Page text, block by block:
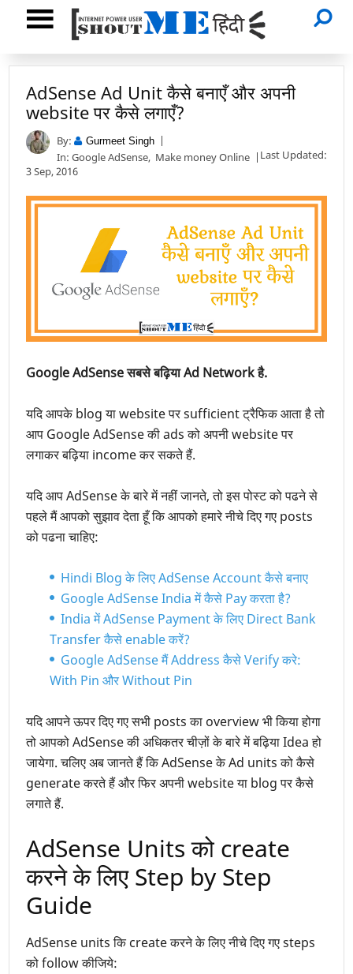
AdSense Ad Unit कैसे बनाएँ और अपनी
website पर कैसे लगाएँ?
By: Gurmeet Singh
In: Google AdSense, Make money Online
Last Updated:
3 Sep, 2016
Google AdSense सबसे बढ़िया Ad Network है.
यदि आपके blog या website पर sufficient ट्रैफिक आता है तो
आप Google AdSense की ads को अपनी website पर
लगाकर बढ़िया income कर सकते हैं.
यदि आप AdSense के बारे में नहीं जानते, तो इस पोस्ट को पढने से
पहले मैं आपको सुझाव देता हूँ कि आपको हमारे नीचे दिए गए posts
को पढना चाहिए:
Hindi Blog के लिए AdSense Account कैसे बनाए
Google AdSense India में कैसे Pay करता है?
India में AdSense Payment के लिए Direct Bank
Transfer कैसे enable करें?
Google AdSense मैं Address कैसे Verify करे:
With Pin और Without Pin
यदि आपने ऊपर दिए गए सभी posts का overview भी किया होगा
तो आपको AdSense की अधिकतर चीज़ों के बारे में बढ़िया Idea हो
जायेगा. चलिए अब जानते हैं कि AdSense के Ad units को कैसे
generate करते हैं और फिर अपनी website या blog पर कैसे
लगाते हैं.
AdSense Units को create
करने के लिए Step by Step
Guide
AdSense units कि create करने के लिए नीचे दिए गए steps
को follow कीजिये: